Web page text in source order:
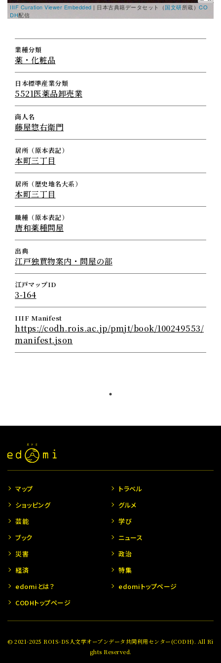
IIIF Curation Viewer Embedded | 日本古典籍データセット（国文研所蔵） CO
DH配信
業種分類
薬・化粧品
日本標準産業分類
5521医薬品卸売業
商人名
藤屋惣右衛門
居所（原本表記）
本町三丁目
居所（歴史地名大系）
本町三丁目
職種（原本表記）
唐和薬種問屋
出典
江戸独買物案内・問屋の部
江戸マップID
3-164
IIIF Manifest
https://codh.rois.ac.jp/pmjt/book/100249553/
manifest.json
マップ
トラベル
ショッピング
グルメ
芸能
学び
ブック
ニュース
災害
政治
経済
特集
edomiとは？
edomiトップページ
CODHトップページ
© 2021-2025 ROIS-DS人文学オープンデータ共同利用センター(CODH). All Ri
ghts Reserved.